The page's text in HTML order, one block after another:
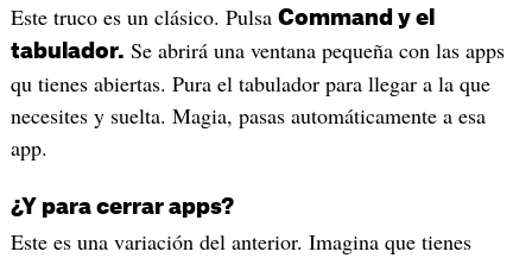
Este truco es un clásico. Pulsa Command y el
tabulador. Se abrirá una ventana pequeña con las apps
qu tienes abiertas. Pura el tabulador para llegar a la que
necesites y suelta. Magia, pasas automáticamente a esa
app.
¿Y para cerrar apps?
Este es una variación del anterior. Imagina que tienes